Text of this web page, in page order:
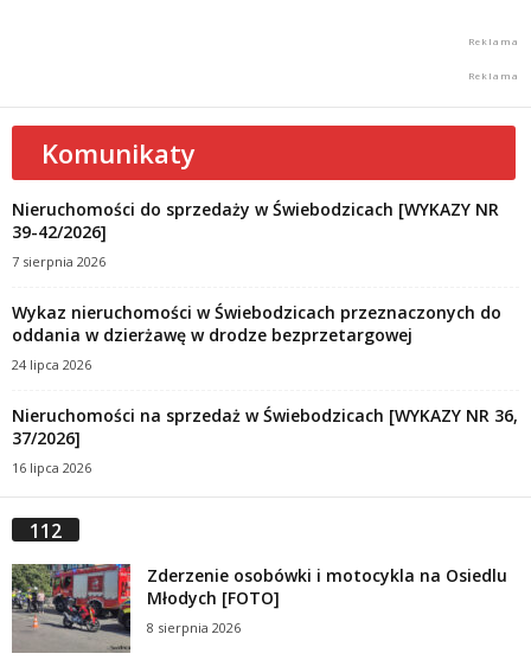
Komunikaty
Nieruchomości do sprzedaży w Świebodzicach [WYKAZY NR
39-42/2026]
7 sierpnia 2026
Wykaz nieruchomości w Świebodzicach przeznaczonych do
oddania w dzierżawę w drodze bezprzetargowej
24 lipca 2026
Nieruchomości na sprzedaż w Świebodzicach [WYKAZY NR 36,
37/2026]
16 lipca 2026
112
Zderzenie osobówki i motocykla na Osiedlu
Młodych [FOTO]
8 sierpnia 2026